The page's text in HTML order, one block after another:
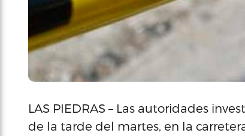
LAS PIEDRAS – Las autoridades
de la tarde del martes, en la